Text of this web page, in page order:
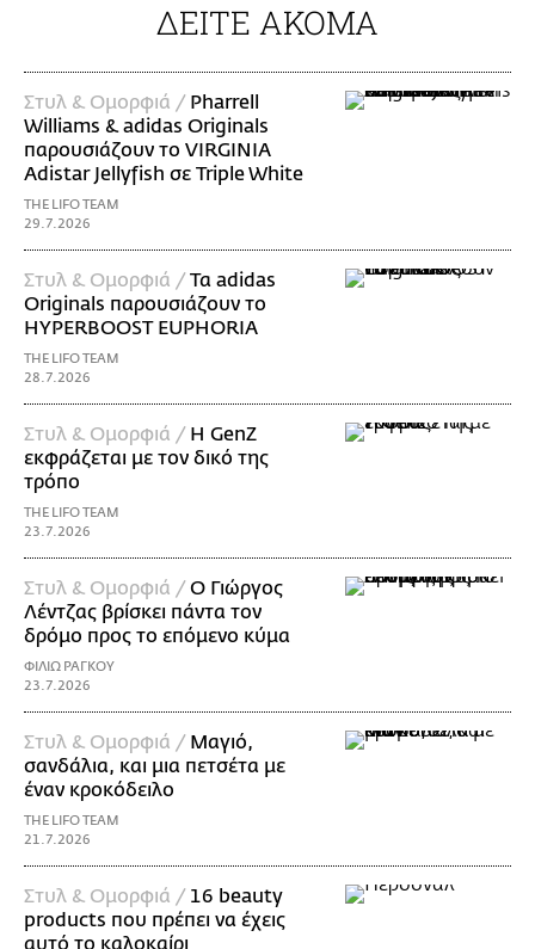
ΔΕΙΤΕ ΑΚΟΜΑ
Στυλ & Ομορφιά / Pharrell
Williams & adidas Originals
παρουσιάζουν το VIRGINIA
Adistar Jellyfish σε Triple White
THE LIFO TEAM
29.7.2026
Στυλ & Ομορφιά /Τα adidas
Originals παρουσιάζουν το
HYPERBOOST EUPHORIA
THE LIFO TEAM
28.7.2026
Στυλ & Ομορφιά / H GenZ
εκφράζεται με τον δικό της
τρόπο
THE LIFO TEAM
23.7.2026
Στυλ & Ομορφιά /Ο Γιώργος
Λέντζας βρίσκει πάντα τον
δρόμο προς το επόμενο κύμα
ΦΙΛΙΩ ΡΑΓΚΟΥ
23.7.2026
Στυλ & Ομορφιά / Μαγιό,
σανδάλια, και μια πετσέτα με
έναν κροκόδειλο
THE LIFO TEAM
21.7.2026
Στυλ & Ομορφιά / 16 beauty
products που πρέπει να έχεις
αυτό το καλοκαίρι